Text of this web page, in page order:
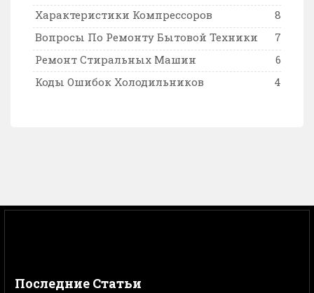
Характеристики Компрессоров
8
Вопросы По Ремонту Бытовой Техники
7
Ремонт Стиральных Машин
6
Коды Ошибок Холодильников
4
Последние Статьи